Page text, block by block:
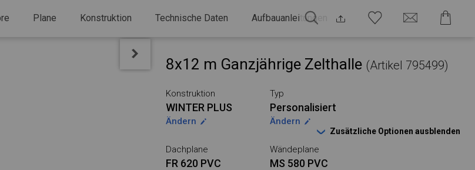
Plane Konstruktion Technische Daten Aufbauanleitungen
8x12 m Ganzjährige Zelthalle (Artikel 795499)
Konstruktion
WINTER PLUS
Ändern
Typ
Personalisiert
Ändern
Zusätzliche Optionen ausblenden
Dachplane
FR 620 PVC
Wändeplane
MS 580 PVC